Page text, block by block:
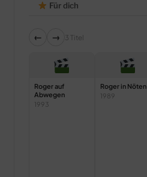
Für dich
← → 3 Titel
Roger auf
Abwegen
1993
Roger in Nöten
1989